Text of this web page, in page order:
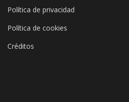
Política de privacidad
Política de cookies
Créditos